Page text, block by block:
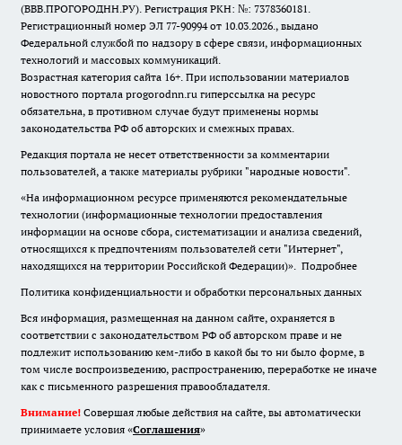
(ВВВ.ПРОГОРОДНН.РУ). Регистрация РКН: №: 7378360181.
Регистрационный номер ЭЛ 77-90994 от 10.03.2026., выдано
Федеральной службой по надзору в сфере связи, информационных
технологий и массовых коммуникаций.
Возрастная категория сайта 16+. При использовании материалов
новостного портала progorodnn.ru гиперссылка на ресурс
обязательна, в противном случае будут применены нормы
законодательства РФ об авторских и смежных правах.
Редакция портала не несет ответственности за комментарии
пользователей, а также материалы рубрики "народные новости".
«На информационном ресурсе применяются рекомендательные
технологии (информационные технологии предоставления
информации на основе сбора, систематизации и анализа сведений,
относящихся к предпочтениям пользователей сети "Интернет",
находящихся на территории Российской Федерации)». Подробнее
Политика конфиденциальности и обработки персональных данных
Вся информация, размещенная на данном сайте, охраняется в
соответствии с законодательством РФ об авторском праве и не
подлежит использованию кем-либо в какой бы то ни было форме, в
том числе воспроизведению, распространению, переработке не иначе
как с письменного разрешения правообладателя.
Внимание! Совершая любые действия на сайте, вы автоматически
принимаете условия «Cоглашения»